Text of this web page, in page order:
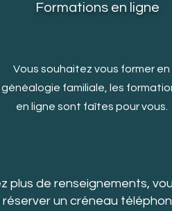
Formations en ligne
Vous souhaitez vous former en
généalogie familiale, les
en ligne sont faîtes pour vous.
plus de renseignements,
un créneau